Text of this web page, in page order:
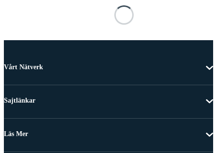
Vårt Nätverk
Sajtlänkar
Läs Mer